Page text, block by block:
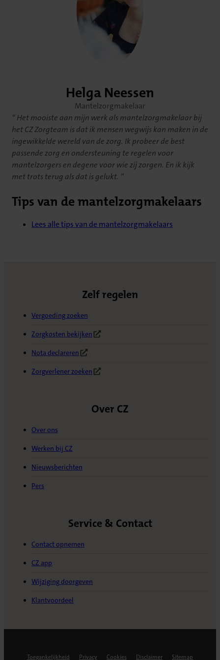
Helga Neessen
Mantelzorgmakelaar
Het mooiste aan mijn werk als mantelzorgmakelaar bij
het CZ Zorgteam is dat ik mensen wegwijs kan maken in de
ingewikkelde wereld van de zorg. Ik probeer de best
passende zorg en ondersteuning te regelen voor
mantelzorgers en degene voor wie zij zorgen. En ik kijk
met trots terug als dat is gelukt.
Tips van de mantelzorgmakelaars
Lees alle tips van de mantelzorgmakelaars
Zelf regelen
Vergoeding zoeken
Zorgkosten bekijken
(Opent in nieuw tabblad)
Nota declareren
(Opent in nieuw tabblad)
Zorgverlener zoeken
(Opent in nieuw tabblad)
Over CZ
Over ons
Werken bij CZ
Nieuwsberichten
Pers
Service & Contact
Contact opnemen
CZ app
Wijziging doorgeven
Klantvoordeel
Toegankelijkheid Privacy Cookies Disclaimer Sitemap